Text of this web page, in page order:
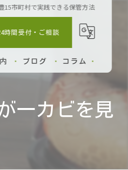
15市町村で実践できる保管方法
時間受付・ご相談
ブログ コラム
一カビを見